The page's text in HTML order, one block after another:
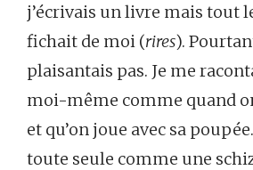
j’écrivais un livre mais tout
fichait de moi (rires).
plaisantais pas. Je me
moi-même comme quand
et qu’on joue avec sa
toute seule comme une